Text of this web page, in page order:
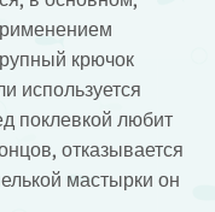
крючок
используется
поклевкой любит
отказывается
мастырки он